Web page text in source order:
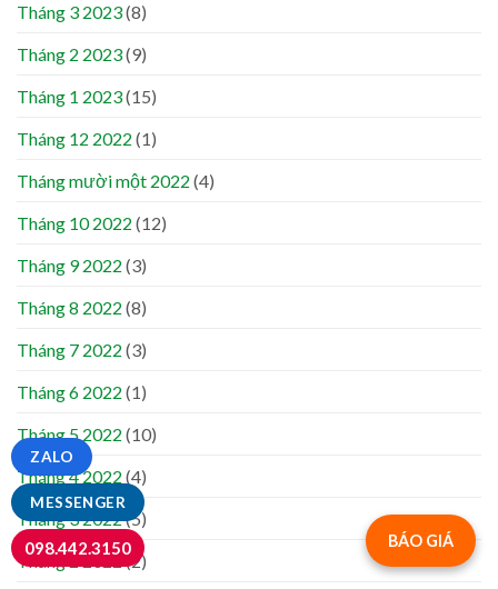
Tháng 3 2023(8)
Tháng 2 2023(9)
Tháng 1 2023(15)
Tháng 12 2022 (1)
Tháng mười một 2022 (4)
Tháng 10 2022 (12)
Tháng 9 2022 (3)
Tháng 8 2022 (8)
Tháng 7 2022 (3)
Tháng 6 2022 (1)
Tháng 5 2022 (10)
Tháng 4 2022 (4)
Tháng 3 2022(5)
Tháng 2 2022 (2)
BÁO GIÁ
MESSENGER
ZALO
098.442.3150